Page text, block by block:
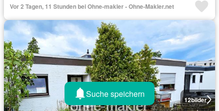
Vor 2 Tagen, 11 Stunden bei Ohne-makler - Ohne-Makler.net
12bilder
Suche speichern